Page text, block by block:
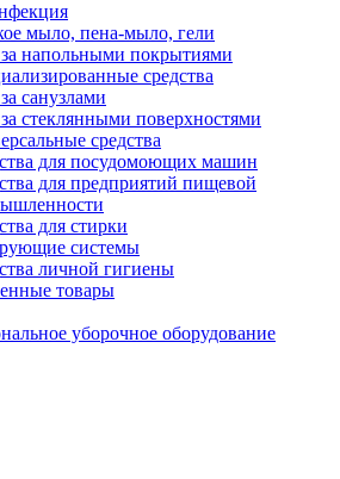
мыло, пена-мыло, гели
напольными покрытиями
средства
санузлами
стеклянными поверхностями
средства
для посудомоющих машин
для предприятий пищевой
для стирки
системы
личной гигиены
товары
уборочное оборудование